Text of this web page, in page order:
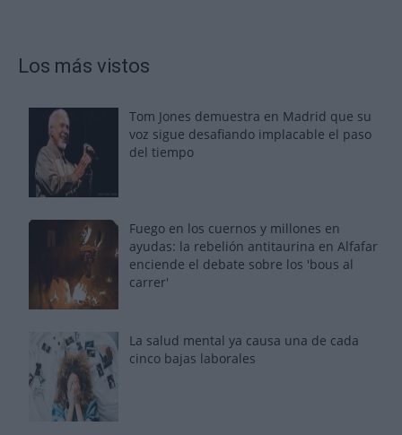
Los más vistos
Tom Jones demuestra en Madrid que su
voz sigue desafiando implacable el paso
del tiempo
Fuego en los cuernos y millones en
ayudas: la rebelión antitaurina en Alfafar
enciende el debate sobre los 'bous al
carrer'
La salud mental ya causa una de cada
cinco bajas laborales